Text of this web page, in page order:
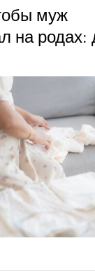
муж
на